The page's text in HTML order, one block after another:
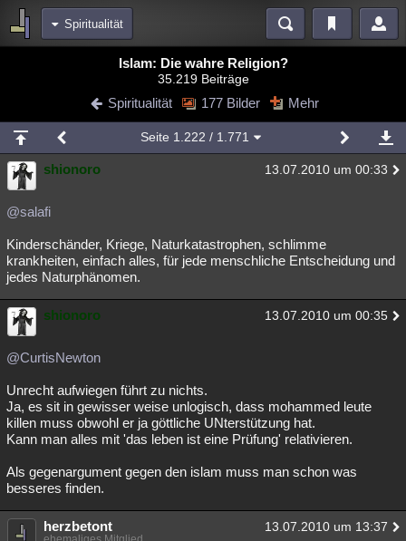
Spiritualität
Diskussionen Blogs Videos
Chat Wiki Neuigkeiten
meine Rubriken
Menschen Wissenschaft Mystery Kriminalfälle
Spiritualität
Natur Umfragen Unterhaltung
weitere Rubriken
Philosophie Träume Orte Esoterik Literatur
Astronomie
Übersichten
Besucht Teilgenommen Alle Neue Geschlossen
Islam: Die wahre Religion?
35.219 Beiträge
Spiritualität 177 Bilder Mehr
Seite 1.222 / 1.771
shionoro 13.07.2010 um 00:33
@salafi
Kinderschänder, Kriege, Naturkatastrophen, schlimme
krankheiten, einfach alles, für jede menschliche Entscheidung und
jedes Naturphänomen.
shionoro 13.07.2010 um 00:35
@CurtisNewton
Unrecht aufwiegen führt zu nichts.
Ja, es sit in gewisser weise unlogisch, dass mohammed leute
killen muss obwohl er ja göttliche UNterstützung hat.
Kann man alles mit 'das leben ist eine Prüfung' relativieren.
Als gegenargument gegen den islam muss man schon was
besseres finden.
herzbetont 13.07.2010 um 13:37